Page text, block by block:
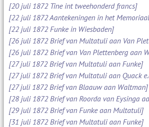
[20 juli 1872 Tine int tweehonderd francs]
[22 juli 1872 Aantekeningen in het
[22 juli 1872 Funke in Wiesbaden]
[26 juli 1872 Brief van Multatuli aan Van
[26 juli 1872 Brief van Van Plettenberg aan
[27 juli 1872 Brief van Multatuli aan Funke]
[27 juli 1872 Brief van Multatuli aan Quack
[27 juli 1872 Brief van Blaauw aan Waltman]
[28 juli 1872 Brief van Roorda van Eysinga
[29 juli 1872 Brief van Funke aan Multatuli]
[31 juli 1872 Brief van Multatuli aan Funke]